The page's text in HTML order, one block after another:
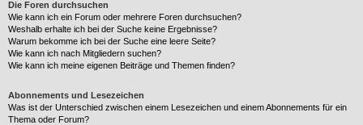
Die Foren durchsuchen
Wie kann ich ein Forum oder mehrere Foren durchsuchen?
Weshalb erhalte ich bei der Suche keine Ergebnisse?
Warum bekomme ich bei der Suche eine leere Seite?
Wie kann ich nach Mitgliedern suchen?
Wie kann ich meine eigenen Beiträge und Themen finden?
Abonnements und Lesezeichen
Was ist der Unterschied zwischen einem Lesezeichen und einem Abonnements für ein
Thema oder Forum?